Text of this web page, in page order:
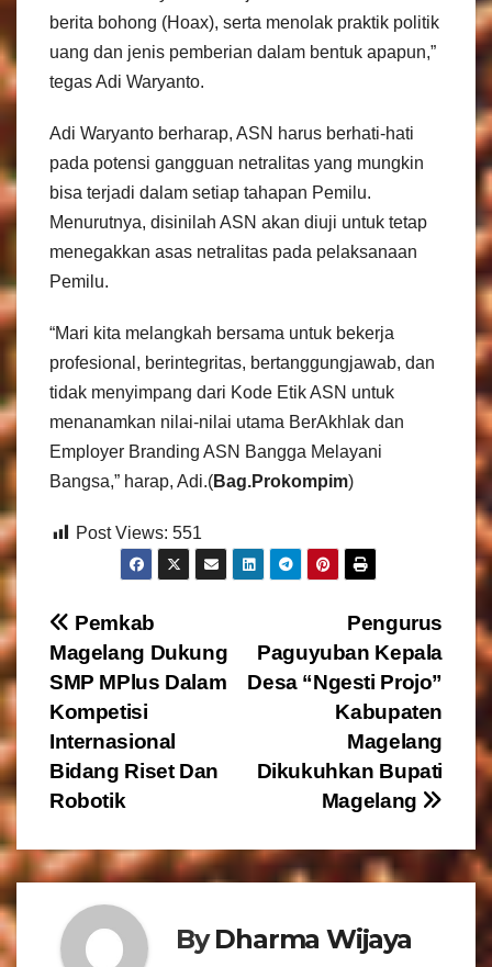
berita bohong (Hoax), serta menolak praktik politik
uang dan jenis pemberian dalam bentuk apapun,”
tegas Adi Waryanto.
Adi Waryanto berharap, ASN harus berhati-hati
pada potensi gangguan netralitas yang mungkin
bisa terjadi dalam setiap tahapan Pemilu.
Menurutnya, disinilah ASN akan diuji untuk tetap
menegakkan asas netralitas pada pelaksanaan
Pemilu.
“Mari kita melangkah bersama untuk bekerja
profesional, berintegritas, bertanggungjawab, dan
tidak menyimpang dari Kode Etik ASN untuk
menanamkan nilai-nilai utama BerAkhlak dan
Employer Branding ASN Bangga Melayani
Bangsa,” harap, Adi.(Bag.Prokompim)
Post Views: 551
N
a
v
i
g
a
Pengurus
Paguyuban Kepala
Desa “Ngesti Projo”
Kabupaten
Magelang
Dikukuhkan Bupati
Magelang
Pemkab
Magelang Dukung
SMP MPlus Dalam
Kompetisi
Internasional
Bidang Riset Dan
Robotik
ByDharma Wijaya